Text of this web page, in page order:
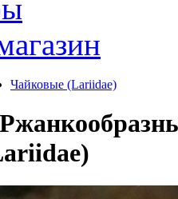
Чайковые (Lariidae)